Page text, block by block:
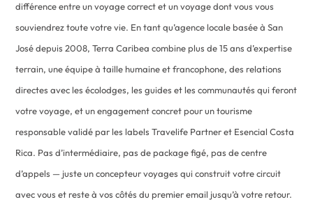
différence entre un voyage correct et un voyage dont vous vous
souviendrez toute votre vie. En tant qu’agence locale basée à San
José depuis 2008, Terra Caribea combine plus de 15 ans d’expertise
terrain, une équipe à taille humaine et francophone, des relations
directes avec les écolodges, les guides et les communautés qui feront
votre voyage, et un engagement concret pour un tourisme
responsable validé par les labels Travelife Partner et Esencial Costa
Rica. Pas d’intermédiaire, pas de package figé, pas de centre
d’appels — juste un concepteur voyages qui construit votre circuit
avec vous et reste à vos côtés du premier email jusqu’à votre retour.